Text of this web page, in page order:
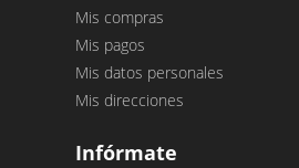
Mis compras
Mis pagos
Mis datos personales
Mis direcciones
Infórmate